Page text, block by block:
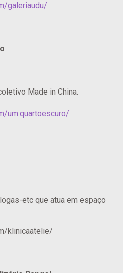
galeriaudu/
Made in China.
um.quartoescuro/
etc que atua em espaço
klinicaatelie/